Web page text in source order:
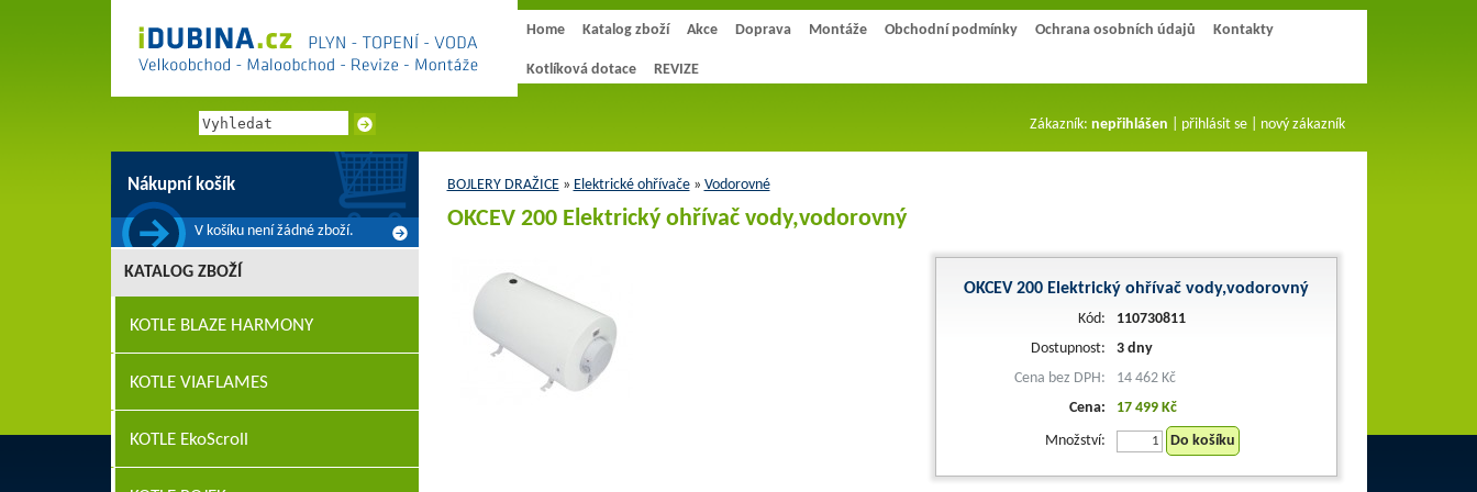
Home Katalog zboží Akce Doprava Montáže Obchodní podmínky Ochrana osobních údajů Kontakty
Kotlíková dotace REVIZE
Zákazník: nepřihlášen přihlásit se| nový zákazník
BOJLERY DRAŽICE» Elektrické ohřívače» Vodorovné
OKCEV 200 Elektrický ohřívač vody,vodorovný
OKCEV 200 Elektrický ohřívač vody,vodorovný
Kód:
110730811
Dostupnost:
3 dny
Cena bez DPH:
14 462 Kč
Cena:
17 499 Kč
Množství:
Do košíku
Nákupní košík
V košíku není žádné zboží.
KATALOG ZBOŽÍ
KOTLE BLAZE HARMONY
KOTLE VIAFLAMES
KOTLE EkoScroll